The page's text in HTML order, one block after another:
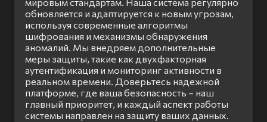
мировым стандартам. Наша система регулярно
обновляется и адаптируется к новым угрозам,
используя современные алгоритмы
шифрования и механизмы обнаружения
аномалий. Мы внедряем дополнительные
меры защиты, такие как двухфакторная
аутентификация и мониторинг активности в
реальном времени. Доверьтесь надежной
платформе, где ваша безопасность – наш
главный приоритет, и каждый аспект работы
системы направлен на защиту ваших данных.